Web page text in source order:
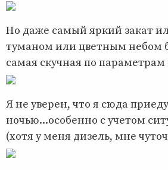
Но даже самый яркий закат
туманом или цветным небом
самая скучная по параметрам
Я не уверен, что я сюда
ночью...особенно с учетом
(хотя у меня дизель, мне